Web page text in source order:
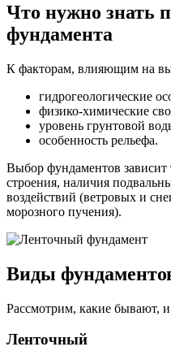
Что нужно знать
фундамента
К факторам, влияющим на
гидрогеологические
физико-химические
уровень грунтовой
особенность рельефа.
Выбор фундаментов зависит
строения, наличия
воздействий (ветровых и
морозного пучения).
Виды
Рассмотрим, какие бывают,
Ленточный